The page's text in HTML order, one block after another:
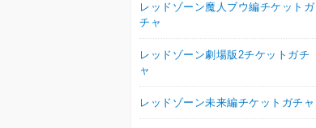
レッドゾーン魔人ブウ編チケットガ
チャ
レッドゾーン劇場版2チケットガチ
ャ
レッドゾーン未来編チケットガチャ